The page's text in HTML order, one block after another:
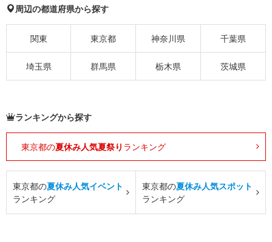
周辺の都道府県から探す
関東 東京都 神奈川県 千葉県
埼玉県 群馬県 栃木県 茨城県
ランキングから探す
東京都の夏休み人気夏祭り ランキング
東京都の夏休み人気イベント
ランキング
東京都の夏休み人気スポット
ランキング